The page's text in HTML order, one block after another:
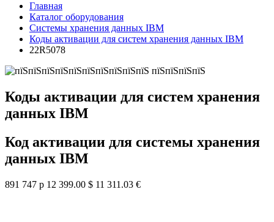
Главная
Каталог оборудования
Системы хранения данных IBM
Коды активации для систем хранения данных IBM
22R5078
Коды активации для систем хранения
данных IBM
Код активации для системы хранения
данных IBM
891 747 р 12 399.00 $ 11 311.03 €